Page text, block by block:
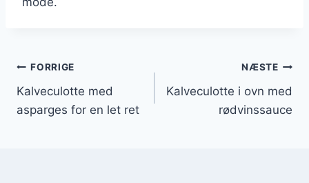
Indlægsnavigation
FORRIGE
Kalveculotte med
asparges for en let ret
NÆSTE
Kalveculotte i ovn med
rødvinssauce